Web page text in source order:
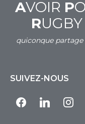
AVOIR P
RUGBY
quiconque
SUIVEZ-NOUS
facebooklinkedin